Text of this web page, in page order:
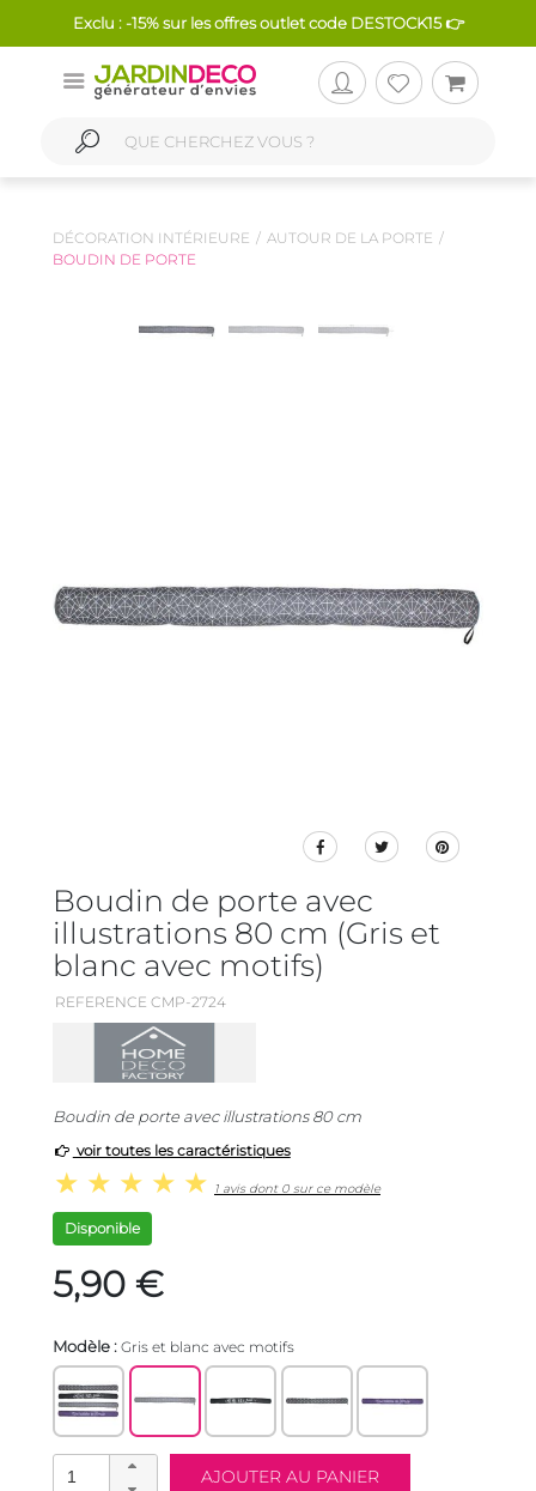
Exclu : -15% sur les offres outlet code DESTOCK15 👉
DÉCORATION INTÉRIEURE
AUTOUR DE LA PORTE
BOUDIN DE PORTE
Boudin de porte avec
illustrations 80 cm (Gris et
blanc avec motifs)
REFERENCE CMP-2724
Boudin de porte avec illustrations 80 cm
voir toutes les caractéristiques
1 avis dont 0 sur ce modèle
Disponible
5,90 €
Modèle : Gris et blanc avec motifs